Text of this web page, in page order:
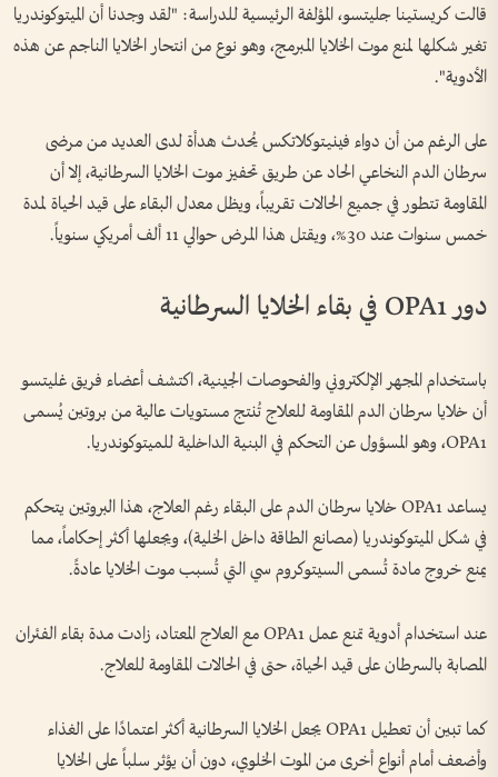
قالت كريستينا جليتسو، المؤلفة الرئيسية للدراسة: "لقد وجدنا أن الميتوكوندريا
تغير شكلها لمنع موت الخلايا المبرمج، وهو نوع من انتحار الخلايا الناجم عن هذه
الأدوية".
على الرغم من أن دواء فينيتوكلاتكس يُحدث هدأة لدى العديد من مرضى
سرطان الدم النخاعي الحاد عن طريق تحفيز موت الخلايا السرطانية، إلا أن
المقاومة تتطور في جميع الحالات تقريباً، ويظل معدل البقاء على قيد الحياة لمدة
خمس سنوات عند 30%، ويقتل هذا المرض حوالي 11 ألف أمريكي سنوياً.
دور OPA1 في بقاء الخلايا السرطانية
باستخدام المجهر الإلكتروني والفحوصات الجينية، اكتشف أعضاء فريق غليتسو
أن خلايا سرطان الدم المقاومة للعلاج تُنتج مستويات عالية من بروتين يُسمى
OPA1، وهو المسؤول عن التحكم في البنية الداخلية للميتوكوندريا.
يساعد OPA1 خلايا سرطان الدم على البقاء رغم العلاج، هذا البروتين يتحكم
في شكل الميتوكوندريا (مصانع الطاقة داخل الخلية)، ويجعلها أكثر إحكاماً، مما
يمنع خروج مادة تُسمى السيتوكروم سي التي تُسبب موت الخلايا عادةً.
عند استخدام أدوية تمنع عمل OPA1 مع العلاج المعتاد، زادت مدة بقاء الفئران
المصابة بالسرطان على قيد الحياة، حتى في الحالات المقاومة للعلاج.
كما تبين أن تعطيل OPA1 يجعل الخلايا السرطانية أكثر اعتمادًا على الغذاء
وأضعف أمام أنواع أخرى من الموت الخلوي، دون أن يؤثر سلباً على الخلايا